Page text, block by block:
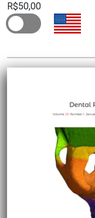
R$50,00